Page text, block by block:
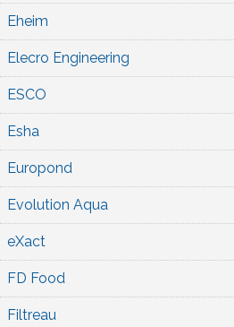
Eheim
Elecro Engineering
ESCO
Esha
Europond
Evolution Aqua
eXact
FD Food
Filtreau